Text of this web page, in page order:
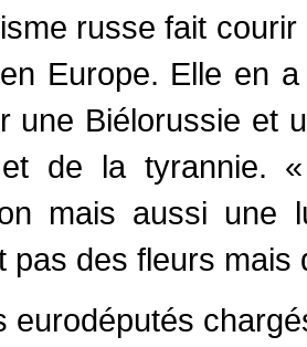
russe fait
Europe. Elle en
une Biélorussie et
de la tyrannie.
mais aussi une
pas des fleurs mais
eurodéputés